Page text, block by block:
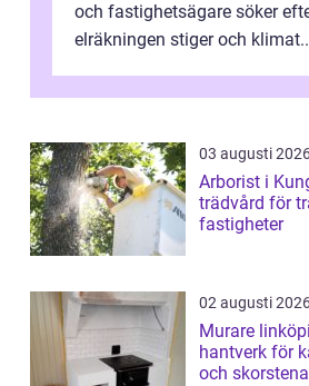
och fastighetsägare söker
elräkningen stiger och
03 augusti
Arborist i
trädvård för
fastigheter
02 augusti
Murare linköping
hantverk för
och